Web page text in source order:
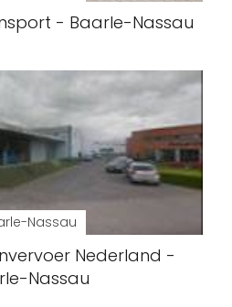
- Baarle-Nassau
Nassau
Nederland -
Nassau